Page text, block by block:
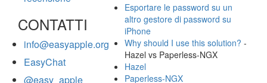
CONTATTI
info@easyapple.org
EasyChat
@easy_apple
Esportare le password su un
altro gestore di password su
iPhone
Why should I use this solution? -
Hazel vs Paperless-NGX
Hazel
Paperless-NGX